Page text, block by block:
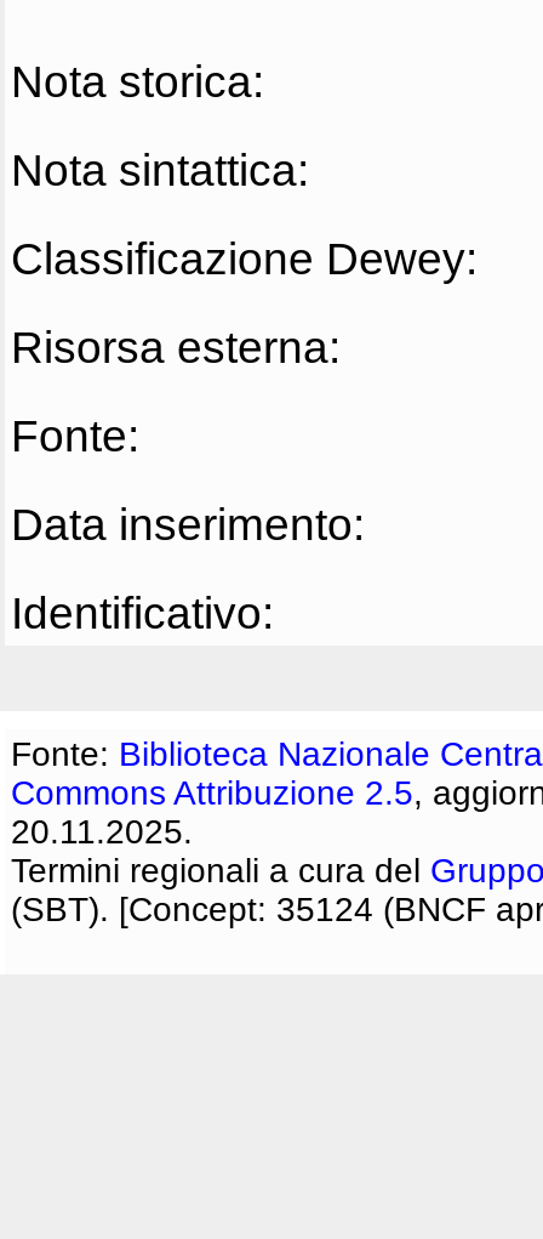
Nota storica:
Nota sintattica:
Classificazione Dewey:
Risorsa esterna:
Fonte:
Data inserimento:
Identificativo:
Fonte: Biblioteca Nazionale
Commons Attribuzione 2.5,
20.11.2025.
Termini regionali a cura del
(SBT). [Concept: 35124 (BNCF